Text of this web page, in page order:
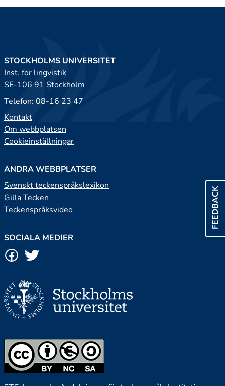
FEEDBACK
STOCKHOLMS UNIVERSITET
Inst. för lingvistik
SE-106 91 Stockholm
Telefon: 08-16 23 47
Kontakt
Om webbplatsen
Cookieinställningar
ANDRA WEBBPLATSER
Svenskt teckenspråkslexikon
Gilla Tecken
Teckenspråksvideo
SOCIALA MEDIER